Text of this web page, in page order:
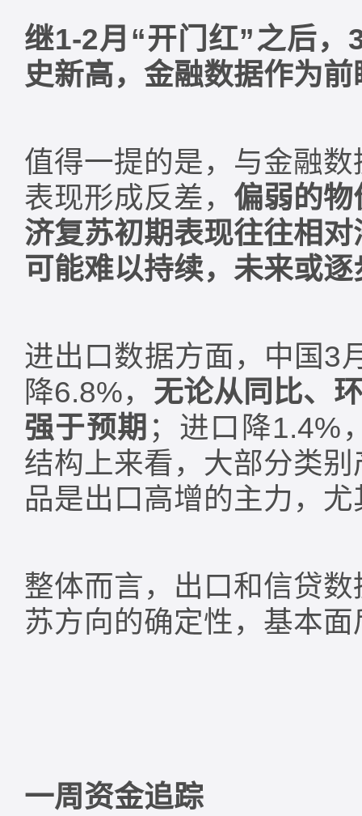
继1-2月“开门红”之后
史新高，金融数据作为
值得一提的是，与金融
表现形成反差， 偏弱的
济复苏初期表现往往相
可能难以持续，未来或
进出口数据方面，中国3
降6.8%， 无论从同比、
强于预期 ；进口降1.4%
结构上来看，大部分类
品是出口高增的主力，
整体而言，出口和信贷
苏方向的确定性，基本
一周资金追踪